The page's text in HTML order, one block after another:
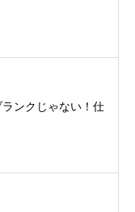
ンクじゃない！仕